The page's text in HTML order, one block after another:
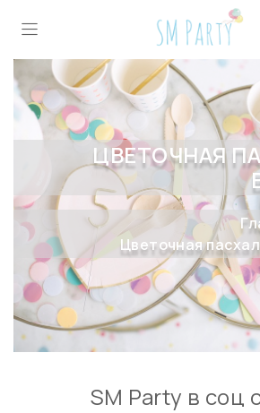
ЦВЕТОЧНАЯ
Цветочная
SM Party в соц